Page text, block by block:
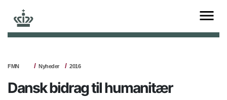
FMN Nyheder 2016
Dansk bidrag til humanitær